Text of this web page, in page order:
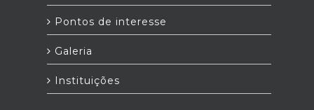
Pontos de interesse
Galeria
Instituições